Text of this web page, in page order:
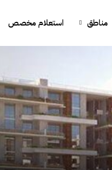
مناطق استعلام مخصص